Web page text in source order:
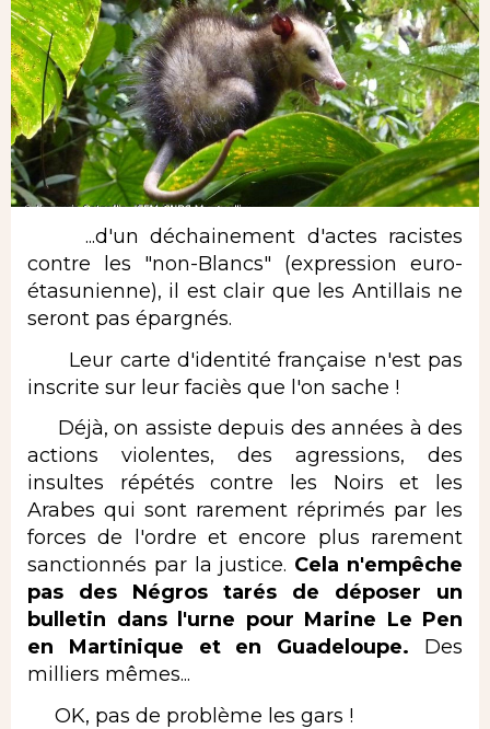
...d'un déchainement d'actes racistes
contre les "non-Blancs" (expression euro-
étasunienne), il est clair que les Antillais ne
seront pas épargnés.
Leur carte d'identité française n'est pas
inscrite sur leur faciès que l'on sache !
Déjà, on assiste depuis des années à des
actions violentes, des agressions, des
insultes répétés contre les Noirs et les
Arabes qui sont rarement réprimés par les
forces de l'ordre et encore plus rarement
sanctionnés par la justice. Cela n'empêche
pas des Négros tarés de déposer un
bulletin dans l'urne pour Marine Le Pen
en Martinique et en Guadeloupe. Des
milliers mêmes...
OK, pas de problème les gars !